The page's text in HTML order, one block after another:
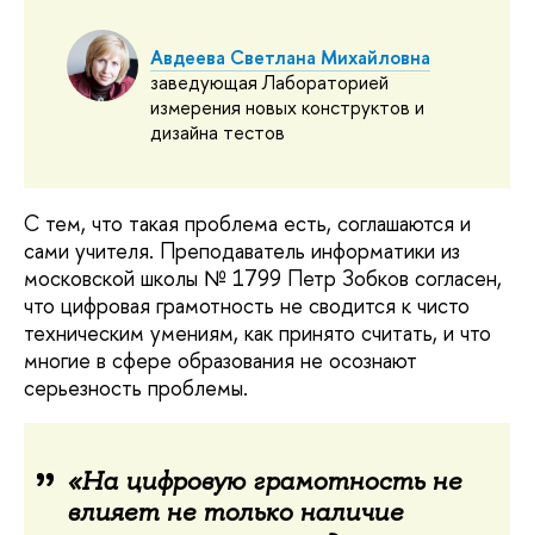
Авдеева Светлана Михайловна
заведующая Лабораторией
измерения новых конструктов и
дизайна тестов
C тем, что такая проблема есть, соглашаются и
сами учителя. Преподаватель информатики из
московской школы № 1799 Петр Зобков согласен,
что цифровая грамотность не сводится к чисто
техническим умениям, как принято считать, и что
многие в сфере образования не осознают
серьезность проблемы.
«На цифровую грамотность не
влияет не только наличие